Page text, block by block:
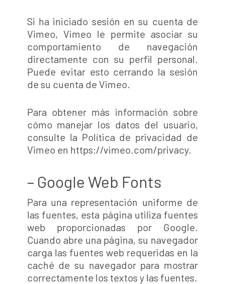
Si ha iniciado sesión en su cuenta de
Vimeo, Vimeo le permite asociar su
comportamiento de navegación
directamente con su perfil personal.
Puede evitar esto cerrando la sesión
de su cuenta de Vimeo.
Para obtener más información sobre
cómo manejar los datos del usuario,
consulte la Política de privacidad de
Vimeo en https://vimeo.com/privacy.
– Google Web Fonts
Para una representación uniforme de
las fuentes, esta página utiliza fuentes
web proporcionadas por Google.
Cuando abre una página, su navegador
carga las fuentes web requeridas en la
caché de su navegador para mostrar
correctamente los textos y las fuentes.